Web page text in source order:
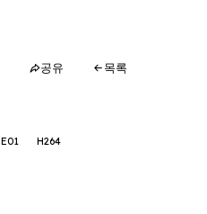
공유 목록
E01 H264